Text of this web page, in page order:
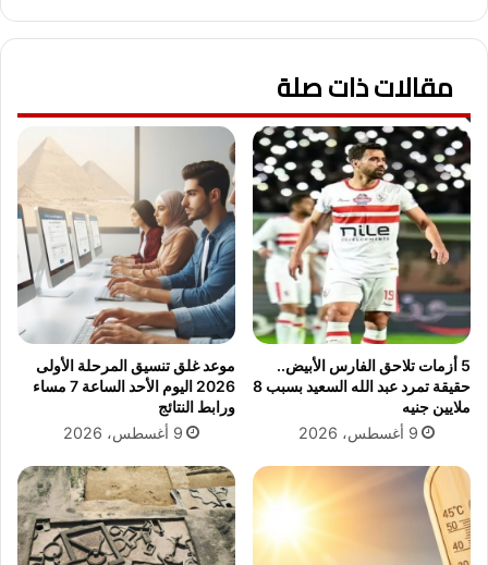
مقالات ذات صلة
5 أزمات تلاحق الفارس الأبيض..
حقيقة تمرد عبد الله السعيد بسبب 8
ملايين جنيه
9 أغسطس، 2026
موعد غلق تنسيق المرحلة الأولى
2026 اليوم الأحد الساعة 7 مساء
ورابط النتائج
9 أغسطس، 2026